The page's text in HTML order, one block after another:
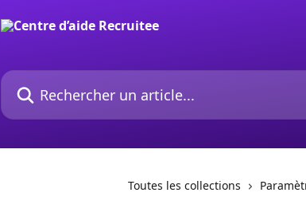
Rechercher un article...
Toutes les collections